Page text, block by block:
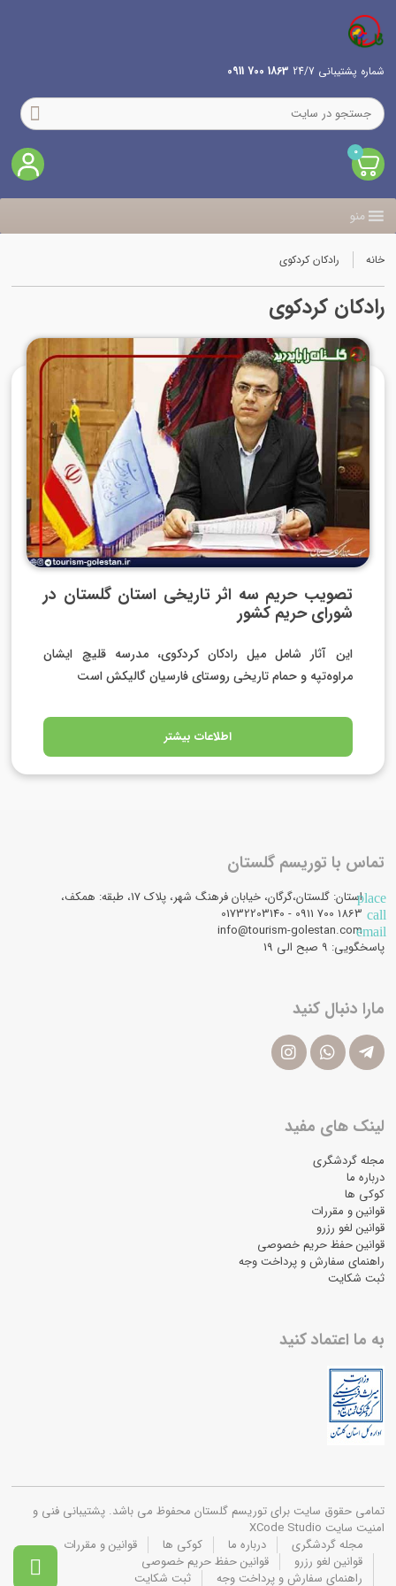
شماره پشتیبانی 24/7 1863 700 0911
0
منو
خانه رادکان کردکوی
رادکان کردکوی
تصویب حریم سه اثر تاریخی استان گلستان در
شورای حریم کشور
این آثار شامل میل رادکان کردکوی، مدرسه قلیچ ایشان
مراوه‌تپه و حمام تاریخی روستای فارسیان گالیکش است
اطلاعات بیشتر

تماس با توریسم گلستان
placeاستان: گلستان،گرگان، خیابان فرهنگ شهر، پلاک 17، طبقه: همکف،
call
email
info@tourism-golestan.com
پاسخگویی: ۹ صبح الی 19
مارا دنبال کنید
لینک های مفید
مجله گردشگری
درباره ما
کوکی ها
قوانین و مقررات
قوانین لغو رزرو
قوانین حفظ حریم خصوصی
راهنمای سفارش و پرداخت وجه
ثبت شکایت
به ما اعتماد کنید
تمامی حقوق سایت برای توریسم گلستان محفوظ می باشد. پشتیبانی فنی و
امنیت سایت XCode Studio
مجله گردشگری
درباره ما کوکی ها
قوانین و مقررات
قوانین لغو رزرو
قوانین حفظ حریم خصوصی
راهنمای سفارش و پرداخت وجه
ثبت شکایت